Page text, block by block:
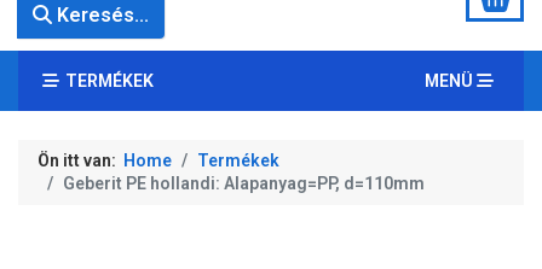
Keresés...
TERMÉKEK MENÜ
Ön itt van: Home
Termékek
Geberit PE hollandi: Alapanyag=PP, d=110mm